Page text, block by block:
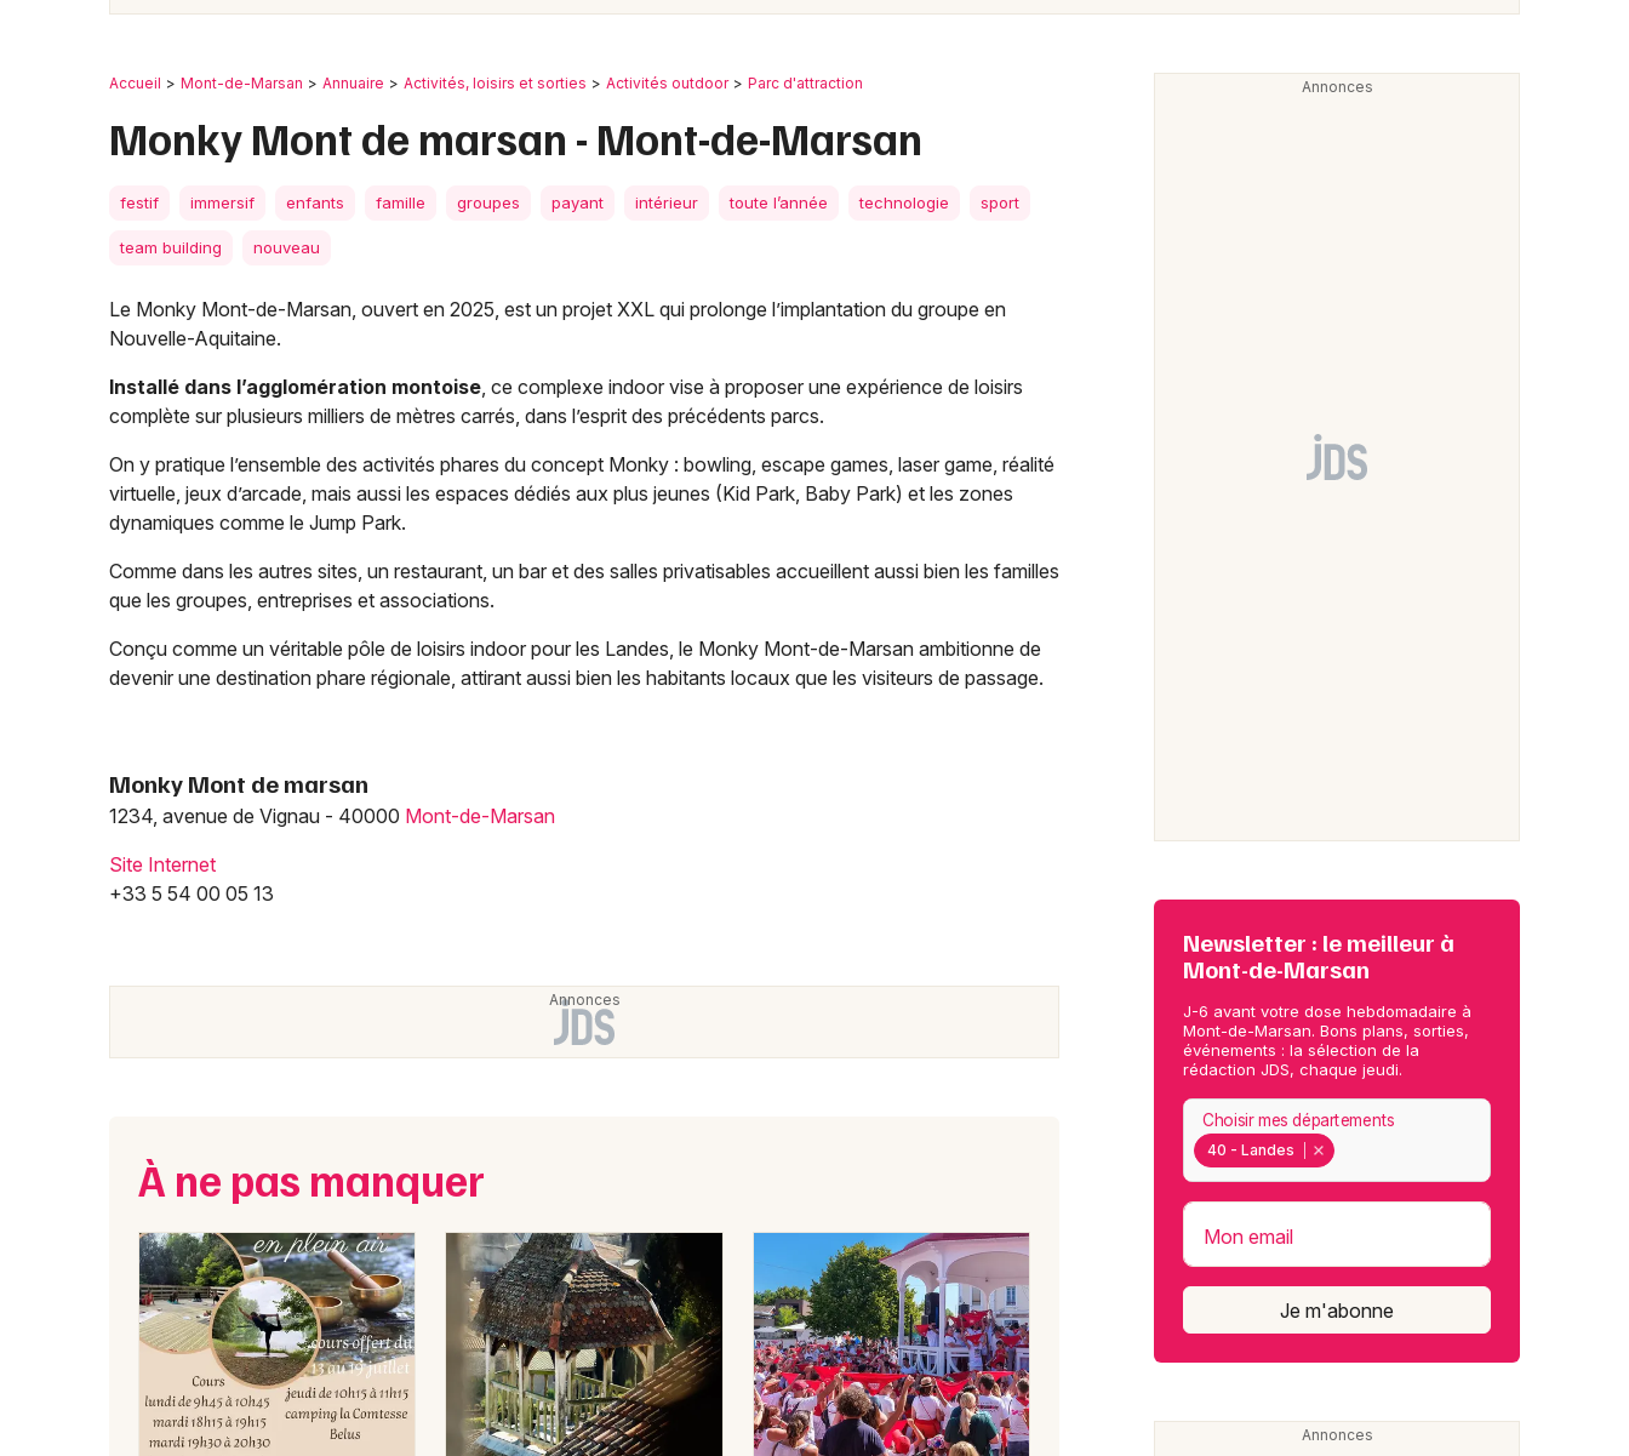
Parc d'attraction dans les Landes
Parc d'attraction en Aquitaine
Newsletter des sorties
Mon email
Je m'abonne
Mulhouse
Nice
Paris
Toulouse
Accueil Mont-de-Marsan Annuaire Activités, loisirs et sorties Activités outdoor Parc d'attraction
Monky Mont de marsan - Mont-de-Marsan
festif immersif enfants famille groupes payant intérieur toute l’année technologie sport
team building nouveau
Le Monky Mont-de-Marsan, ouvert en 2025, est un projet XXL qui prolonge l’implantation du groupe en
Nouvelle-Aquitaine.
Installé dans l’agglomération montoise, ce complexe indoor vise à proposer une expérience de loisirs
complète sur plusieurs milliers de mètres carrés, dans l’esprit des précédents parcs.
On y pratique l’ensemble des activités phares du concept Monky : bowling, escape games, laser game, réalité
virtuelle, jeux d’arcade, mais aussi les espaces dédiés aux plus jeunes (Kid Park, Baby Park) et les zones
dynamiques comme le Jump Park.
Comme dans les autres sites, un restaurant, un bar et des salles privatisables accueillent aussi bien les familles
que les groupes, entreprises et associations.
Conçu comme un véritable pôle de loisirs indoor pour les Landes, le Monky Mont-de-Marsan ambitionne de
devenir une destination phare régionale, attirant aussi bien les habitants locaux que les visiteurs de passage.
Monky Mont de marsan
1234, avenue de Vignau - 40000 Mont-de-Marsan
Site Internet
+33 5 54 00 05 13
À ne pas manquer
Newsletter : le meilleur à
Mont-de-Marsan
J-6 avant votre dose hebdomadaire à
Mont-de-Marsan. Bons plans, sorties,
événements : la sélection de la
rédaction JDS, chaque jeudi.
40 - Landes
Choisir mes départements
Mon email
Je m'abonne